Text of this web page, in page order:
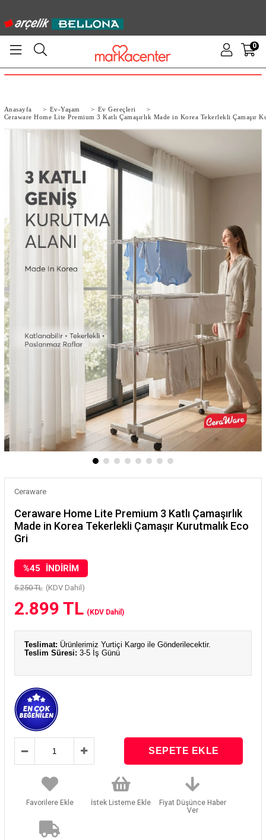
0
Anasayfa > Ev-Yaşam > Ev Gereçleri
>
Ceraware Home Lite Premium 3 Katlı Çamaşırlık Made in Korea Tekerlekli Çamaşır
Ceraware
Ceraware Home Lite Premium 3 Katlı Çamaşırlık
Made in Korea Tekerlekli Çamaşır Kurutmalık Eco
Gri
%45 İNDIRIM
5.250 TL (KDV Dahil)
2.899 TL (KDV Dahil)
Teslimat: Ürünlerimiz Yurtiçi Kargo ile Gönderilecektir.
Teslim Süresi: 3-5 İş Günü
Favorilere Ekle İstek Listeme Ekle
Fiyat Düşünce Haber
Ver